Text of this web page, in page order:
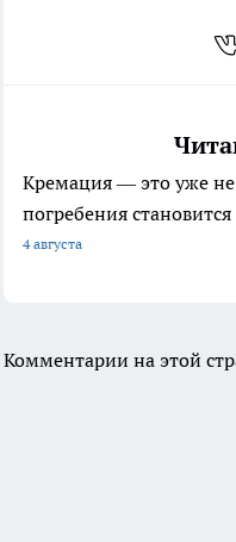
Кремация — это уже не
погребения
4 августа
Комментарии на этой